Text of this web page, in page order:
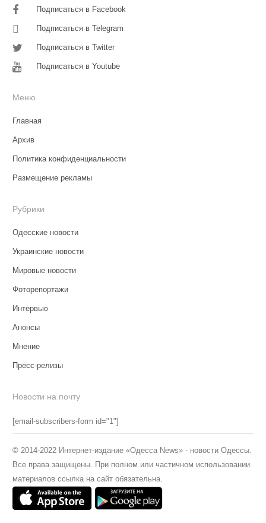
Подписаться в Facebook
Подписаться в Telegram
Подписаться в Twitter
Подписаться в Youtube
Меню
Главная
Архив
Политика конфиденциальности
Размещение рекламы
Рубрики
Одесские новости
Украинские новости
Мировые новости
Фоторепортажи
Интервью
Анонсы
Мнение
Пресс-релизы
Новости на почту
[email-subscribers-form id="1"]
© 2014-2022 Интернет-издание «Одесса News» - новости Одессы.
Все права защищены. При полном или частичном использовании
материалов ссылка на сайт обязательна.